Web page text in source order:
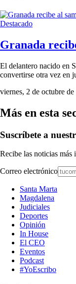
Destacado
Granada
El delantero nacido en
convertirse otra vez en
viernes, 2 de octubre
Más en esta
Suscríbete a
Recibe las noticias más
Correo electrónico
Santa Marta
Magdalena
Judiciales
Deportes
Opinión
In House
El CEO
Eventos
Podcast
#YoEscribo